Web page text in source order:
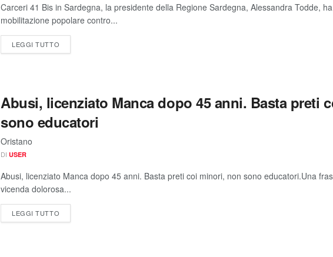
Carceri 41 Bis in Sardegna, la presidente della Regione Sardegna, Alessandra Todde,
mobilitazione popolare contro...
LEGGI TUTTO
Abusi, licenziato Manca dopo 45 anni. Basta preti
sono educatori
Oristano
DI USER
Abusi, licenziato Manca dopo 45 anni. Basta preti coi minori, non sono educatori.Una
vicenda dolorosa...
LEGGI TUTTO